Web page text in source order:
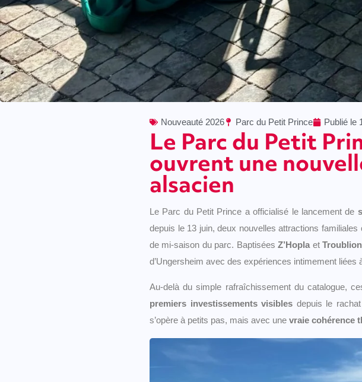
Nouveauté 2026 Parc du Petit Prince Publié le
Le Parc du Petit
ouvrent une
alsacien
Le Parc du Petit Prince a officialisé le lancement de
depuis le 13 juin, deux nouvelles attractions
de mi-saison du parc. BaptiséesZ’Hopla et
d’Ungersheim avec des expériences intimement liées
Au-delà du simple rafraîchissement du catalogue,
premiers investissements visibles depuis le
s’opère à petits pas, mais avec une vraie cohérence